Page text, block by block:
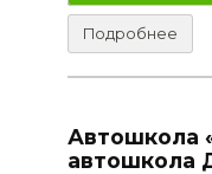
Подробнее
Автошкола
автошкола